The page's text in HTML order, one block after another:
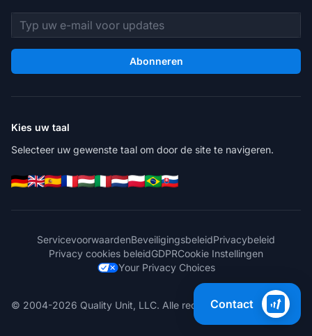
E-mailadres
Abonneren
Kies uw taal
Selecteer uw gewenste taal om door de site te navigeren.
ServicevoorwaardenBeveiligingsbeleidPrivacybeleid
Privacy cookies beleidGDPRCookie Instellingen
Your Privacy Choices
© 2004-2026 Quality Unit, LLC. Alle rechten voorbehouden.
Contact